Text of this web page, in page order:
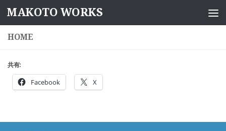
コンテンツへスキップ
MAKOTO WORKS
HOME
共有:
Facebook X